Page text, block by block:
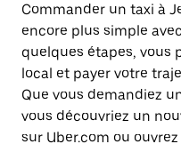
Commander un taxi à
encore plus simple
quelques étapes, vous
local et payer votre
Que vous demandiez
vous découvriez un
sur Uber.com ou